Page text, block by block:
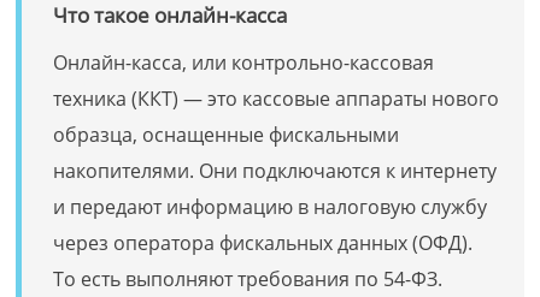
Что такое онлайн-касса
Онлайн-касса, или контрольно-кассовая
техника (ККТ) — это кассовые аппараты нового
образца, оснащенные фискальными
накопителями. Они подключаются к интернету
и передают информацию в налоговую службу
через оператора фискальных данных (ОФД).
То есть выполняют требования по 54-ФЗ.